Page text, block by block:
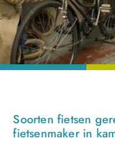
Soorten fietsen
fietsenmaker in